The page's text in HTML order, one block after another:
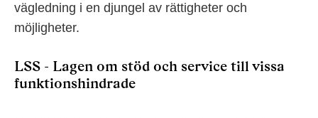
vägledning i en djungel av rättigheter och
möjligheter.
LSS - Lagen om stöd och service till vissa
funktionshindrade